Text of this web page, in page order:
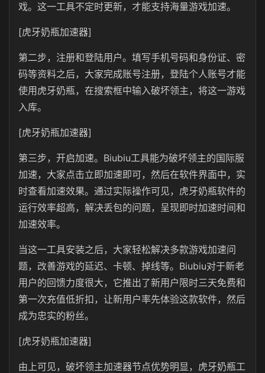
戏。这一工具不定时更新，才能支持海量游戏加速。
[虎牙奶瓶加速器]
第二步，注册和登陆用户。填写手机号码和身份证、密
码等资料之后，大家完成账号注册，登陆个人账号才能
使用虎牙奶瓶，在搜索框中输入破坏领主，将这一游戏
入库。
[虎牙奶瓶加速器]
第三步，开启加速。Biubiu工具能为破坏领主的国际服
加速，大家点击立即加速即可，然后在软件界面中，实
时查看加速效果。通过实际操作可见，虎牙奶瓶软件的
运行效率超高，解决丢包的问题，呈现即时加速时间和
加速效率。
当这一工具安装之后，大家轻松解决多款游戏加速问
题，改善游戏的延迟、卡顿、掉线等。Biubiu对于新老
用户的回馈力度很大，它推出了新用户限时三天免费和
第一次充值低折扣，让新用户率先体验这款软件，然后
成为忠实的粉丝。
[虎牙奶瓶加速器]
由上可见，破坏领主加速器节点优势明显，虎牙奶瓶工